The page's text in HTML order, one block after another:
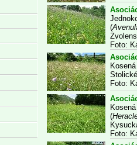
(
Foto:
Foto:
(
Foto: